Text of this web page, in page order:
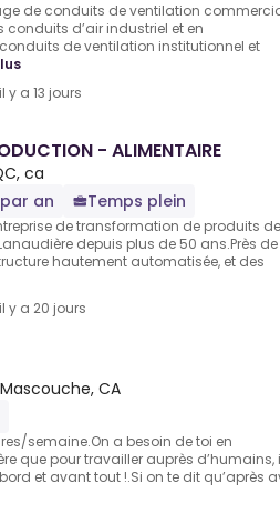
de conduits de ventilation
conduits d’air industriel et en
de ventilation institutionnel et
y a 13 jours
- ALIMENTAIRE
ca
par an
Temps plein
de transformation de produits de
depuis plus de 50 ans.Près de
hautement automatisée, et des
y a 20 jours
Mascouche, CA
semaine.On a besoin de toi en
que pour travailler auprès d’humains,
et avant tout !.Si on te dit qu’après